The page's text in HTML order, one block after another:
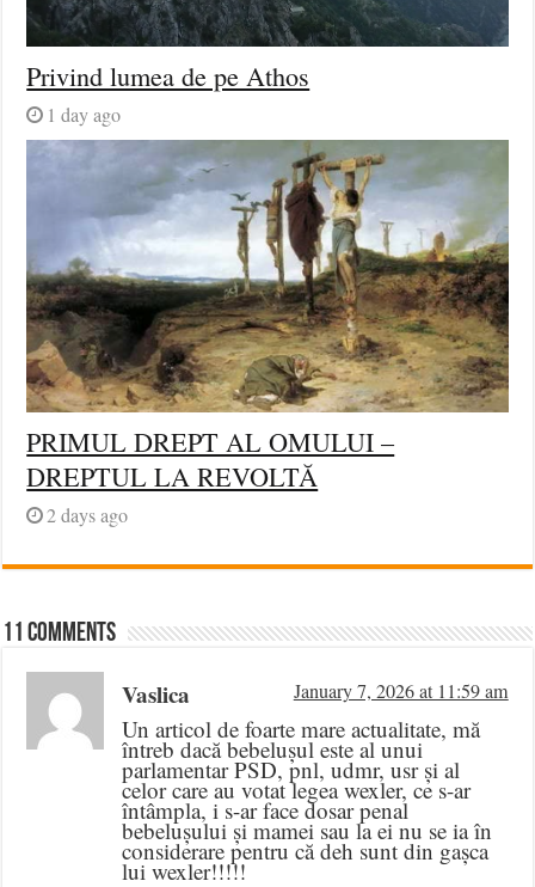
Privind lumea de pe Athos
1 day ago
PRIMUL DREPT AL OMULUI –
DREPTUL LA REVOLTĂ
2 days ago
11 comments
Vaslica January 7, 2026 at 11:59 am
Un articol de foarte mare actualitate, mă
întreb dacă bebelușul este al unui
parlamentar PSD, pnl, udmr, usr și al
celor care au votat legea wexler, ce s-ar
întâmpla, i s-ar face dosar penal
bebelușului și mamei sau la ei nu se ia în
considerare pentru că deh sunt din gașca
lui wexler!!!!!